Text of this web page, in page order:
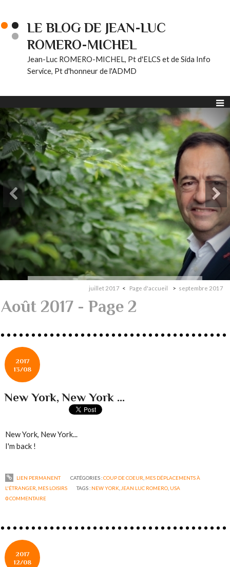
LE BLOG DE JEAN-LUC
ROMERO-MICHEL
Jean-Luc ROMERO-MICHEL, Pt d'ELCS et de Sida Info
Service, Pt d'honneur de l'ADMD
juillet 2017 Page d'accueil septembre 2017
Août 2017 - Page 2
2017
13/08
New York, New York ...
New York, New York...
I'm back !
LIEN PERMANENT CATÉGORIES :COUP DE COEUR MES DÉPLACEMENTS À
L'ÉTRANGER MES LOISIRS TAGS : NEW YORK JEAN LUC ROMERO USA
0COMMENTAIRE
2017
12/08